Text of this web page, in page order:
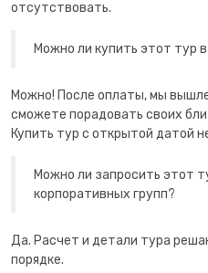
отсутствовать.
Можно ли купить этот тур
Можно! После оплаты, мы
сможете порадовать своих
Купить тур с открытой датой
Можно ли запросить этот
корпоративных групп?
Да. Расчет и детали тура
порядке.